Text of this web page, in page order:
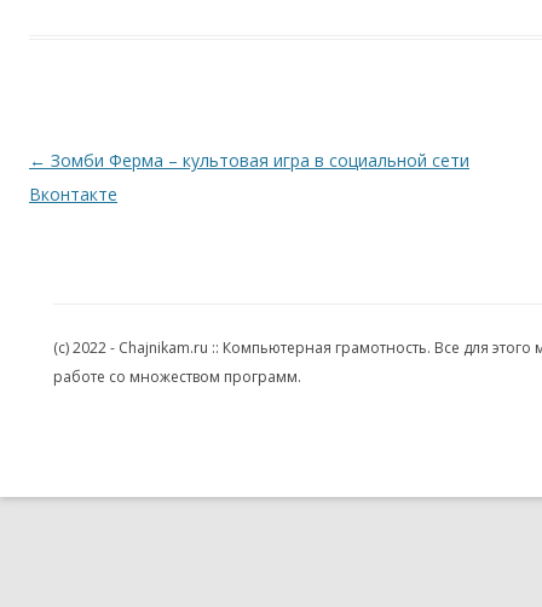
Навигация по записям
← Зомби Ферма – культовая игра в социальной сети
Вконтакте
(c) 2022 - Chajnikam.ru :: Компьютерная грамотность. Все для
работе со множеством программ.